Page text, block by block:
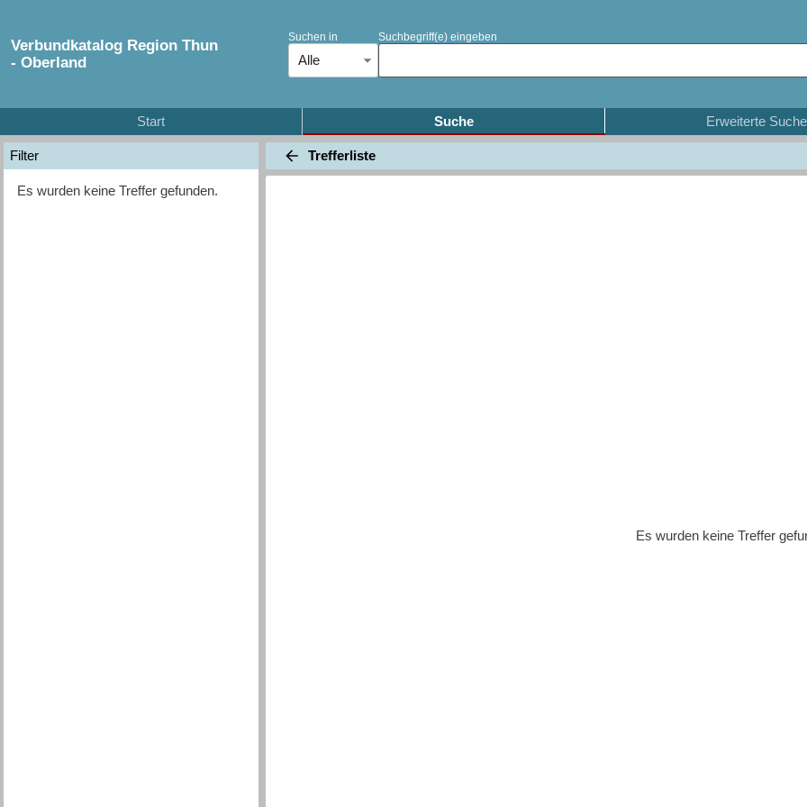
Verbundkatalog Region Thun
- Oberland
Suchen in
Alle
Suchbegriff(e) eingeben
Start Suche Erweiterte Suche
Filter
Es wurden keine Treffer gefunden.
Trefferliste
Es wurden keine Treffer